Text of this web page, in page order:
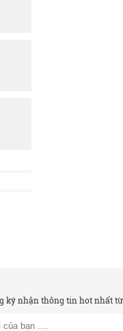
ký nhận thông tin hot nhất